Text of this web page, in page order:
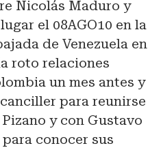
Nicolás Maduro y
el 08AGO10 en la
de Venezuela en
roto relaciones
un mes antes y
para reunirse
y con Gustavo
conocer sus